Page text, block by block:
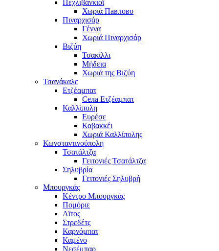
Πεχλιβάνκιοϊ
Χωριά Павлово
Πιναρχισάρ
Γέννα
Χωριά Πιναρχισάρ
Βιζύη
Τσακίλλι
Μήδεια
Χωριά της Βιζύη
Τσανάκαλε
Ετζέαμπατ
Села Ετζέαμπατ
Καλλίπολη
Ευρέσε
Καβακκέι
Χωριά Καλλίπολης
Κωνσταντινούπολη
Τσατάλτζα
Γειτονιές Τσατάλτζα
Σηλυβρία
Γειτονιές Σηλυβρή
Μπουργκάς
Κέντρο Μπουργκάς
Πομόριε
Αϊτος
Στρεδέτς
Καρνόμπατ
Καμένο
Νεσέμπαρ